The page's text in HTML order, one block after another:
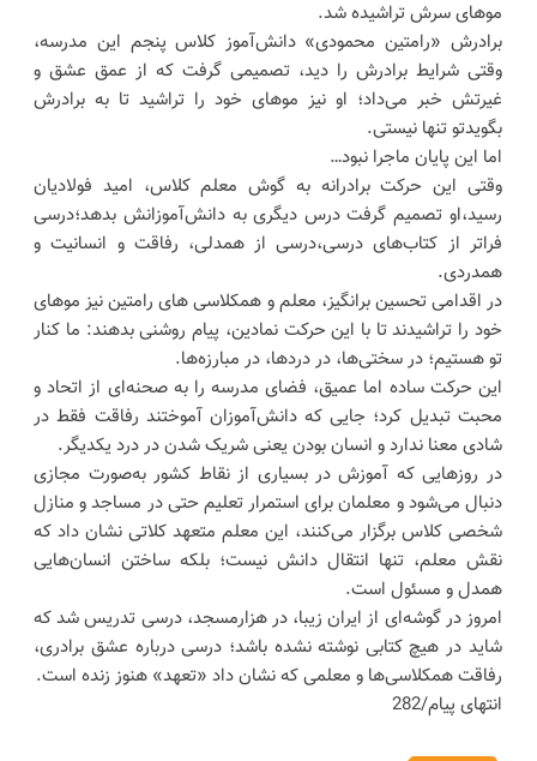
موهای سرش تراشیده شد.
برادرش «رامتین محمودی» دانش‌آموز کلاس پنجم این مدرسه،
وقتی شرایط برادرش را دید، تصمیمی گرفت که از عمق عشق و
غیرتش خبر می‌داد؛ او نیز موهای خود را تراشید تا به برادرش
بگویدتو تنها نیستی.
اما این پایان ماجرا نبود…
وقتی این حرکت برادرانه به گوش معلم کلاس، امید فولادیان
رسید،او تصمیم گرفت درس دیگری به دانش‌آموزانش بدهد؛درسی
فراتر از کتاب‌های درسی،درسی از همدلی، رفاقت و انسانیت و
همدردی.
در اقدامی تحسین‌ برانگیز، معلم و همکلاسی‌ های رامتین نیز موهای
خود را تراشیدند تا با این حرکت نمادین، پیام روشنی بدهند: ما کنار
تو هستیم؛ در سختی‌ها، در دردها، در مبارزه‌ها.
این حرکت ساده اما عمیق، فضای مدرسه را به صحنه‌ای از اتحاد و
محبت تبدیل کرد؛ جایی که دانش‌آموزان آموختند رفاقت فقط در
شادی معنا ندارد و انسان بودن یعنی شریک شدن در درد یکدیگر.
در روزهایی که آموزش در بسیاری از نقاط کشور به‌صورت مجازی
دنبال می‌شود و معلمان برای استمرار تعلیم حتی در مساجد و منازل
شخصی کلاس برگزار می‌کنند، این معلم متعهد کلاتی نشان داد که
نقش معلم، تنها انتقال دانش نیست؛ بلکه ساختن انسان‌هایی
همدل و مسئول است.
امروز در گوشه‌ای از ایران زیبا، در هزارمسجد، درسی تدریس شد که
شاید در هیچ کتابی نوشته نشده باشد؛ درسی درباره عشق برادری،
رفاقت همکلاسی‌ها و معلمی که نشان داد «تعهد» هنوز زنده است.
انتهای پیام/282